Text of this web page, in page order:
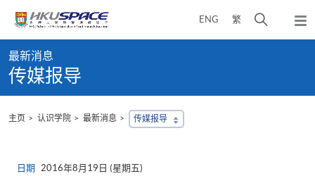
content
ENG 繁
开
弹
出
content
start
最新消息
传媒报导
主页 认识学院 最新消息 传媒报导
日期 2016年8月19日 (星期五)